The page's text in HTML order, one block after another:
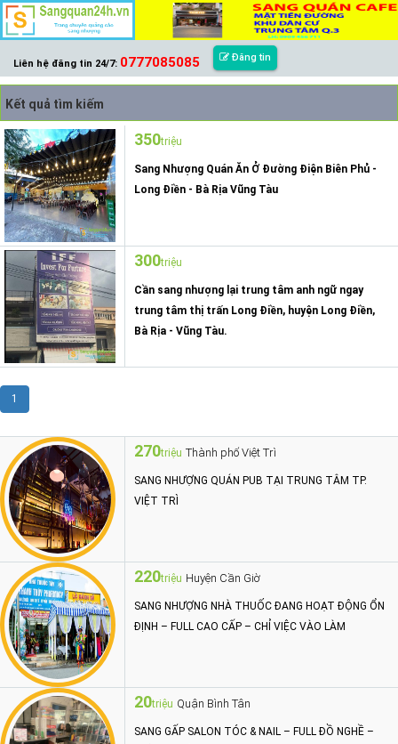
Liên hệ đăng tin 24/7: 0777085085 Đăng tin
Kết quả tìm kiếm
350triệu
Sang Nhượng Quán Ăn Ở Đường Điện Biên Phủ -
Long Điền - Bà Rịa Vũng Tàu
300triệu
Cần sang nhượng lại trung tâm anh ngữ ngay
trung tâm thị trấn Long Điền, huyện Long Điền,
Bà Rịa - Vũng Tàu.
1
270triệu Thành phố Việt Trì
SANG NHƯỢNG QUÁN PUB TẠI TRUNG TÂM TP.
VIỆT TRÌ
220triệu Huyện Cần Giờ
SANG NHƯỢNG NHÀ THUỐC ĐANG HOẠT ĐỘNG ỔN
ĐỊNH – FULL CAO CẤP – CHỈ VIỆC VÀO LÀM
20triệu Quận Bình Tân
SANG GẤP SALON TÓC & NAIL – FULL ĐỒ NGHỀ –